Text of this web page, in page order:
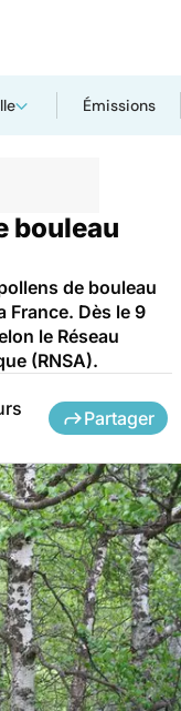
Émissions
bouleau
de bouleau
France. Dès le 9
le Réseau
(RNSA).
Partager